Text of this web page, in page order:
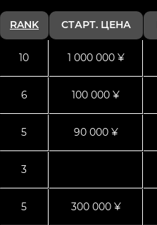
RANK СТАРТ. ЦЕНА
10 1 000 000 ¥
6 100 000 ¥
5 90 000 ¥
3
5 300 000 ¥